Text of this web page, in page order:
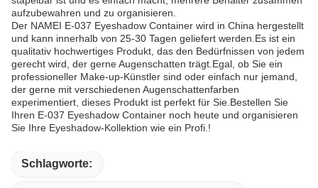
aufzubewahren und zu organisieren.
Der NAMEI E-037 Eyeshadow Container wird in China hergestellt
und kann innerhalb von 25-30 Tagen geliefert werden.Es ist ein
qualitativ hochwertiges Produkt, das den Bedürfnissen von jedem
gerecht wird, der gerne Augenschatten trägt.Egal, ob Sie ein
professioneller Make-up-Künstler sind oder einfach nur jemand,
der gerne mit verschiedenen Augenschattenfarben
experimentiert, dieses Produkt ist perfekt für Sie.Bestellen Sie
Ihren E-037 Eyeshadow Container noch heute und organisieren
Sie Ihre Eyeshadow-Kollektion wie ein Profi.!
Schlagworte: